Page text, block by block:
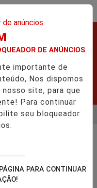
VÍDEO:FURTO.MENU
DE ANÚNCIOS
importante de
Nos dispomos
nosso site, para que
Para continuar
seu bloqueador
PARA CONTINUAR